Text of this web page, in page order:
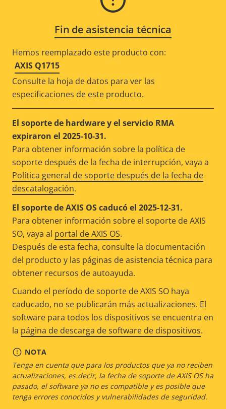
Fin de asistencia técnica
Hemos reemplazado este producto con:
AXIS Q1715
Consulte la hoja de datos para ver las
especificaciones de este producto.
El soporte de hardware y el servicio RMA
expiraron el 2025-10-31.
Para obtener información sobre la política de
soporte después de la fecha de interrupción, vaya a
Política general de soporte después de la fecha de
descatalogación.
El soporte de AXIS OS caducó el 2025-12-31.
Para obtener información sobre el soporte de AXIS
SO, vaya al portal de AXIS OS.
Después de esta fecha, consulte la documentación
del producto y las páginas de asistencia técnica para
obtener recursos de autoayuda.
Cuando el período de soporte de AXIS SO haya
caducado, no se publicarán más actualizaciones. El
software para todos los dispositivos se encuentra en
la página de descarga de software de dispositivos.
NOTA
Tenga en cuenta que para los productos que ya no reciben
actualizaciones, es decir, la fecha de soporte de AXIS OS ha
pasado, el software ya no es compatible y es posible que
tenga errores conocidos y vulnerabilidades de seguridad.